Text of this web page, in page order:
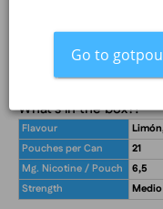
Más de 250.000
El artículo está agotado
What's in the box?!
Flavour
Pouches per Can
21
Mg. Nicotine / Pouch
6,5
Strength
Medio
Go to